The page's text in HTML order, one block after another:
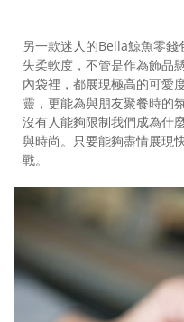
另一款迷人的Bella鯨魚零
失柔軟度，不管是作為飾品
內袋裡，都展現極高的可愛
靈，更能為與朋友聚餐時的
沒有人能夠限制我們成為什
與時尚。只要能夠盡情展現
戰。